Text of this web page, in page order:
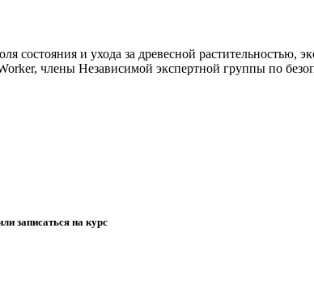
состояния и ухода за древесной растительностью,
члены Независимой экспертной группы по
записаться на курс